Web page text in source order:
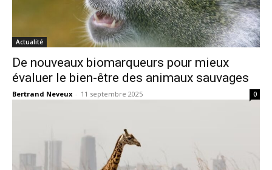
Actualité
De nouveaux biomarqueurs pour mieux
évaluer le bien-être des animaux sauvages
Bertrand Neveux - 11 septembre 2025 0